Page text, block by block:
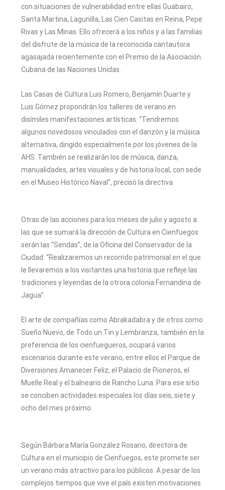
con situaciones de vulnerabilidad entre ellas Guabairo,
Santa Martina, Lagunilla, Las Cien Casitas en Reina, Pepe
Rivas y Las Minas. Ello ofrecerá a los niños y a las familias
del disfrute de la música de la reconocida cantautora
agasajada recientemente con el Premio de la Asociación
Cubana de las Naciones Unidas.
Las Casas de Cultura Luis Romero, Benjamín Duarte y
Luis Gómez propondrán los talleres de verano en
disímiles manifestaciones artísticas. “Tendremos
algunos novedosos vinculados con el danzón y la música
alternativa, dirigido especialmente por los jóvenes de la
AHS. También se realizarán los de música, danza,
manualidades, artes visuales y de historia local, con sede
en el Museo Histórico Naval”, precisó la directiva.
Otras de las acciones para los meses de julio y agosto a
las que se sumará la dirección de Cultura en Cienfuegos
serán las “Sendas”, de la Oficina del Conservador de la
Ciudad. “Realizaremos un recorrido patrimonial en el que
le llevaremos a los visitantes una historia que refleje las
tradiciones y leyendas de la otrora colonia Fernandina de
Jagua”.
El arte de compañías como Abrakadabra y de otros como
Sueño Nuevo, de Todo un Tin y Lembranza, también en la
preferencia de los cienfuegueros, ocupará varios
escenarios durante este verano, entre ellos el Parque de
Diversiones Amanecer Feliz, el Palacio de Pioneros, el
Muelle Real y el balneario de Rancho Luna. Para ese sitio
se conciben actividades especiales los días seis, siete y
ocho del mes próximo.
Según Bárbara María González Rosario, directora de
Cultura en el municipio de Cienfuegos, este promete ser
un verano más atractivo para los públicos. A pesar de los
complejos tiempos que vive el país existen motivaciones